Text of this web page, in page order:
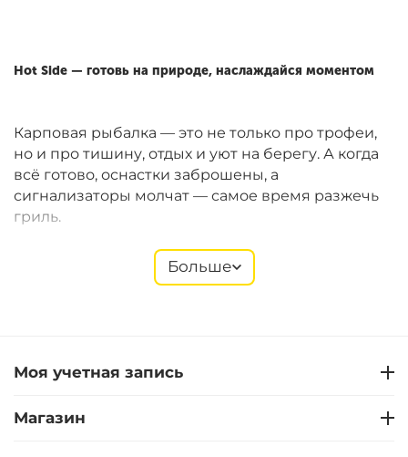
Hot Side — готовь на природе, наслаждайся моментом
Карповая рыбалка — это не только про трофеи,
но и про тишину, отдых и уют на берегу. А когда
всё готово, оснастки заброшены, а
сигнализаторы молчат — самое время разжечь
гриль.
предлагает компактные газовые и
позволяют готовить полноценные блюда прямо
на берегу. В ассортименте — также щипцы,
стартеры и другие полезные мелочи.
Больше
Моя учетная запись
Магазин